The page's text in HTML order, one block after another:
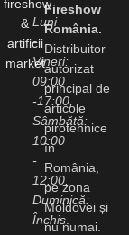
Luni
-
Vineri:
09:00
-17:00,
Sâmbătă:
10:00
-
12:00,
Duminică:
Închis
Fireshow
România.
Distribuitor
autorizat
principal de
articole
pirotehnice
în
România,
pe zona
Moldovei și
nu numai.